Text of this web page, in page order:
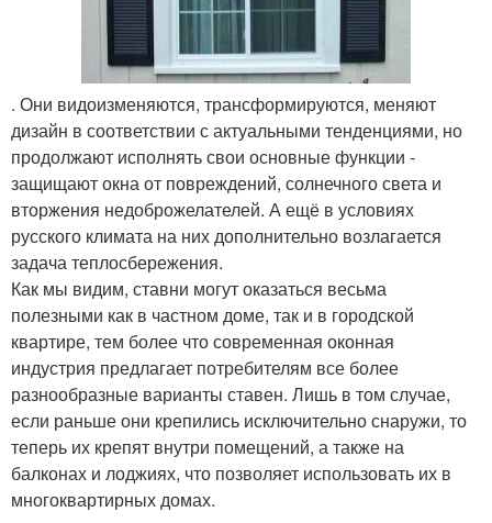
. Они видоизменяются, трансформируются, меняют
дизайн в соответствии с актуальными тенденциями, но
продолжают исполнять свои основные функции -
защищают окна от повреждений, солнечного света и
вторжения недоброжелателей. А ещё в условиях
русского климата на них дополнительно возлагается
задача теплосбережения.
Как мы видим, ставни могут оказаться весьма
полезными как в частном доме, так и в городской
квартире, тем более что современная оконная
индустрия предлагает потребителям все более
разнообразные варианты ставен. Лишь в том случае,
если раньше они крепились исключительно снаружи, то
теперь их крепят внутри помещений, а также на
балконах и лоджиях, что позволяет использовать их в
многоквартирных домах.